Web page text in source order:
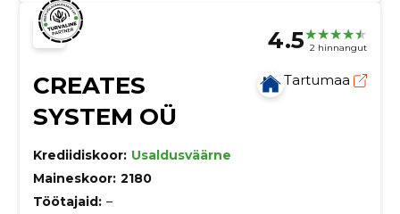
4.5 2 hinnangut
CREATES
SYSTEM OÜ
Tartumaa
Krediidiskoor: Usaldusväärne
Maineskoor: 2180
Töötajaid: –